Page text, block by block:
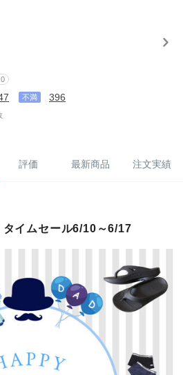
不満 396
評価 最新商品 注文実績
イムセール6/10～6/17